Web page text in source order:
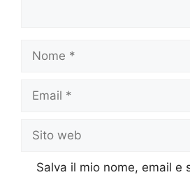
Nome
Email
Sito
web
Salva il mio nome, email e